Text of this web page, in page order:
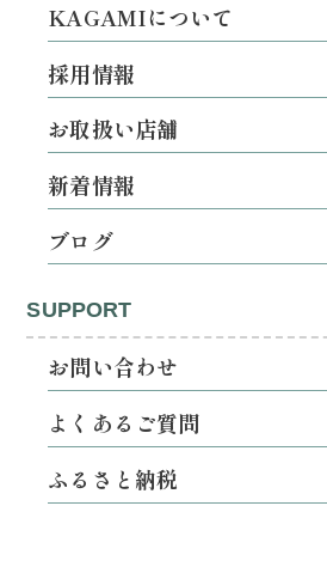
KAGAMIについて
採用情報
お取扱い店舗
新着情報
ブログ
SUPPORT
お問い合わせ
よくあるご質問
ふるさと納税